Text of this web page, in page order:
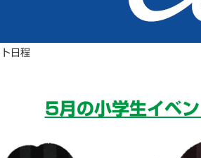
日程
5月の小学生イベ